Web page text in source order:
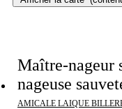
Maître-nageur
nageuse
AMICALE LAIQUE